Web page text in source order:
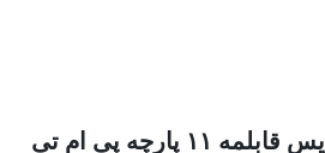
نقد و بررسی سرویس قابلمه ۱۱ پارچه پی ام تی